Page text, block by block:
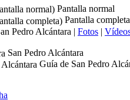
Pantalla normal
Pantalla completa
Pedro Alcántara | Fotos |
San Pedro Alcántara
Guía de San Pedro